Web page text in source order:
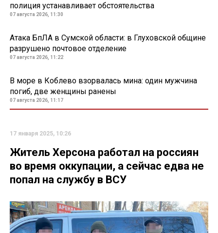
полиция устанавливает обстоятельства
07 августа 2026, 11:30
Атака БпЛА в Сумской области: в Глуховской общине
разрушено почтовое отделение
07 августа 2026, 11:22
В море в Коблево взорвалась мина: один мужчина
погиб, две женщины ранены
07 августа 2026, 11:17
17 января 2025, 10:26
Житель Херсона работал на россиян
во время оккупации, а сейчас едва не
попал на службу в ВСУ